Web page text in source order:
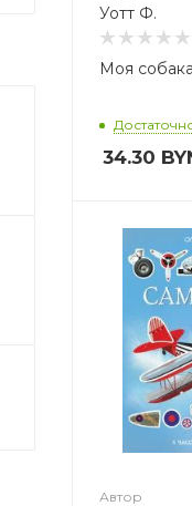
Уотт Ф.
Моя собака
34.30
Автор